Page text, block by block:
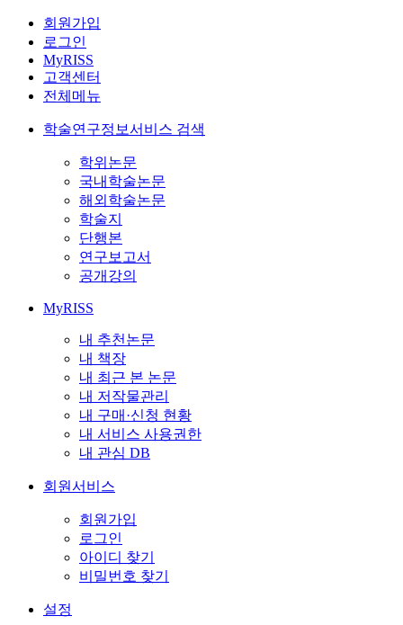
회원가입
로그인
MyRISS
고객센터
전체메뉴
학술연구정보서비스 검색
학위논문
국내학술논문
해외학술논문
학술지
단행본
연구보고서
공개강의
MyRISS
내 추천논문
내 책장
내 최근 본 논문
내 저작물관리
내 구매·신청 현황
내 서비스 사용권한
내 관심 DB
회원서비스
회원가입
로그인
아이디 찾기
비밀번호 찾기
설정